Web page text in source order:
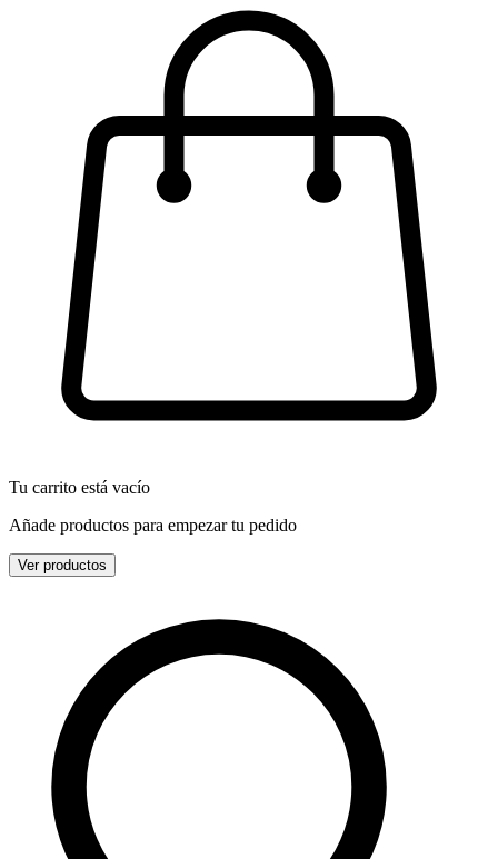
Tu carrito está vacío
Añade productos para empezar tu pedido
Ver productos